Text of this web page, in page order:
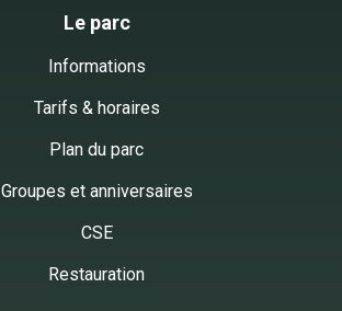
Le parc
Informations
Tarifs & horaires
Plan du parc
Groupes et anniversaires
CSE
Restauration